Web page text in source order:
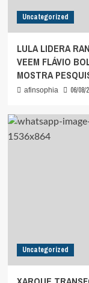
Uncategorized
LULA LIDERA
VEEM FLÁVIO
MOSTRA
afinsophia 06/08/
Uncategorized